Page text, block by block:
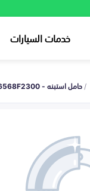
خدمات السيارات
حامل استبنه - 86568F2300